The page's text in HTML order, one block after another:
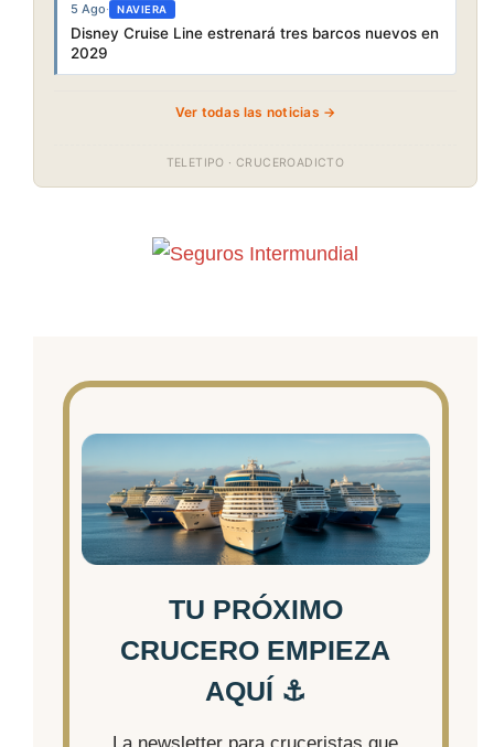
5 Ago· NAVIERA
Disney Cruise Line estrenará tres barcos nuevos en
2029
Ver todas las noticias →
TELETIPO · CRUCEROADICTO